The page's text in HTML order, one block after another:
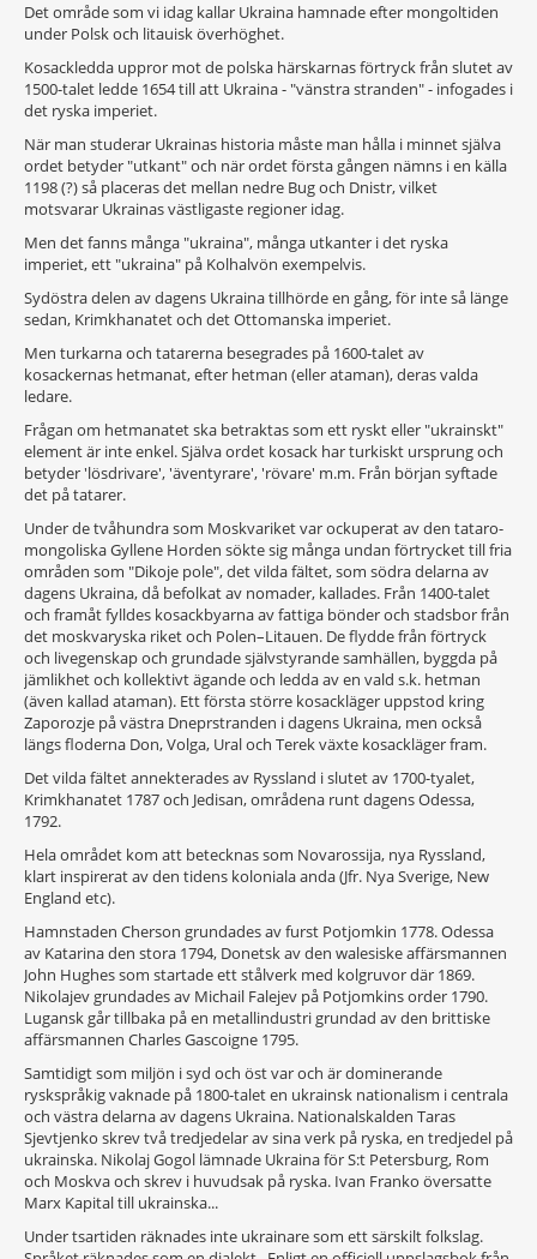
Det område som vi idag kallar Ukraina hamnade efter mongoltiden
under Polsk och litauisk överhöghet.
Kosackledda uppror mot de polska härskarnas förtryck från slutet av
1500-talet ledde 1654 till att Ukraina - "vänstra stranden" - infogades i
det ryska imperiet.
När man studerar Ukrainas historia måste man hålla i minnet själva
ordet betyder "utkant" och när ordet första gången nämns i en källa
1198 (?) så placeras det mellan nedre Bug och Dnistr, vilket
motsvarar Ukrainas västligaste regioner idag.
Men det fanns många "ukraina", många utkanter i det ryska
imperiet, ett "ukraina" på Kolhalvön exempelvis.
Sydöstra delen av dagens Ukraina tillhörde en gång, för inte så länge
sedan, Krimkhanatet och det Ottomanska imperiet.
Men turkarna och tatarerna besegrades på 1600-talet av
kosackernas hetmanat, efter hetman (eller ataman), deras valda
ledare.
Frågan om hetmanatet ska betraktas som ett ryskt eller "ukrainskt"
element är inte enkel. Själva ordet kosack har turkiskt ursprung och
betyder 'lösdrivare', 'äventyrare', 'rövare' m.m. Från början syftade
det på tatarer.
Under de tvåhundra som Moskvariket var ockuperat av den tataro-
mongoliska Gyllene Horden sökte sig många undan förtrycket till fria
områden som "Dikoje pole", det vilda fältet, som södra delarna av
dagens Ukraina, då befolkat av nomader, kallades. Från 1400-talet
och framåt fylldes kosackbyarna av fattiga bönder och stadsbor från
det moskvaryska riket och Polen–Litauen. De flydde från förtryck
och livegenskap och grundade självstyrande samhällen, byggda på
jämlikhet och kollektivt ägande och ledda av en vald s.k. hetman
(även kallad ataman). Ett första större kosackläger uppstod kring
Zaporozje på västra Dneprstranden i dagens Ukraina, men också
längs floderna Don, Volga, Ural och Terek växte kosackläger fram.
Det vilda fältet annekterades av Ryssland i slutet av 1700-tyalet,
Krimkhanatet 1787 och Jedisan, områdena runt dagens Odessa,
1792.
Hela området kom att betecknas som Novarossija, nya Ryssland,
klart inspirerat av den tidens koloniala anda (Jfr. Nya Sverige, New
England etc).
Hamnstaden Cherson grundades av furst Potjomkin 1778. Odessa
av Katarina den stora 1794, Donetsk av den walesiske affärsmannen
John Hughes som startade ett stålverk med kolgruvor där 1869.
Nikolajev grundades av Michail Falejev på Potjomkins order 1790.
Lugansk går tillbaka på en metallindustri grundad av den brittiske
affärsmannen Charles Gascoigne 1795.
Samtidigt som miljön i syd och öst var och är dominerande
ryskspråkig vaknade på 1800-talet en ukrainsk nationalism i centrala
och västra delarna av dagens Ukraina. Nationalskalden Taras
Sjevtjenko skrev två tredjedelar av sina verk på ryska, en tredjedel på
ukrainska. Nikolaj Gogol lämnade Ukraina för S:t Petersburg, Rom
och Moskva och skrev i huvudsak på ryska. Ivan Franko översatte
Marx Kapital till ukrainska...
Under tsartiden räknades inte ukrainare som ett särskilt folkslag.